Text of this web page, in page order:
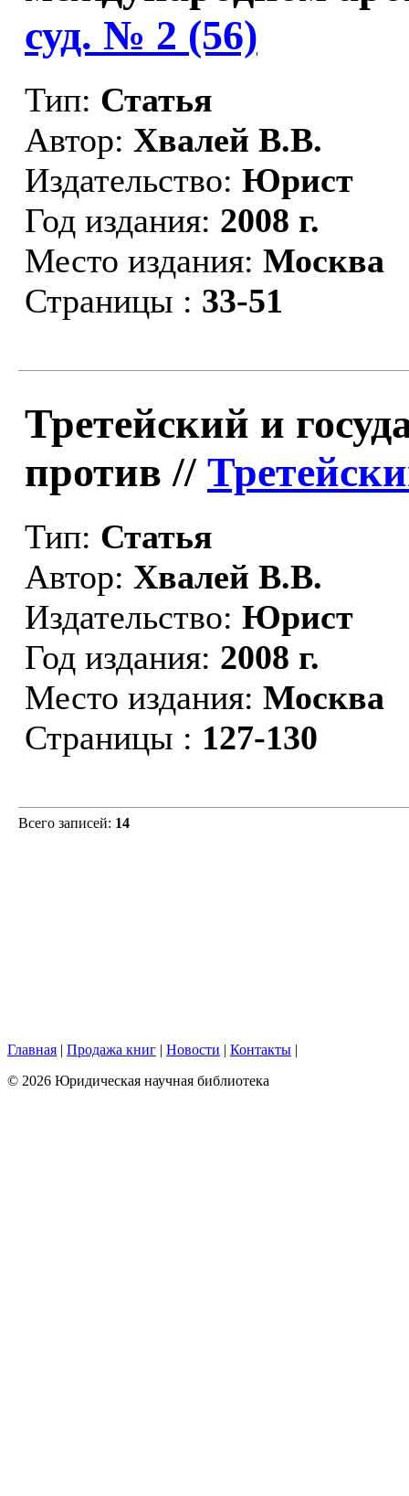
суд. № 2 (56)
Тип: Статья
Автор: Хвалей В.В.
Издательство: Юрист
Год издания: 2008 г.
Место издания: Москва
Страницы : 33-51
Третейский и
против //
Тип: Статья
Автор: Хвалей В.В.
Издательство: Юрист
Год издания: 2008 г.
Место издания: Москва
Страницы : 127-130
Всего записей: 14
Главная | Продажа книг | Новости | Контакты |
© 2026 Юридическая научная библиотека